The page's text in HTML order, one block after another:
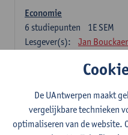
Economie
1E SEM
6 studiepunten
Lesgever(s):
Jan
Domein 3.
Accountancy
1E/2E SEM
6studiepunten
Lesgever(s):
Tom Van
De UAntwerpen maakt
vergelijkbare technieken
optimaliseren van de website.